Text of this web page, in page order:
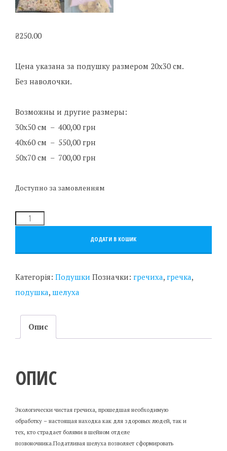
₴250.00
Цена указана за подушку размером 20х30 см.
Без наволочки.
Возможны и другие размеры:
30х50 см – 400,00 грн
40х60 см – 550,00 грн
50х70 см – 700,00 грн
Доступно за замовленням
ДОДАТИ В КОШИК
Категорія: Подушки Позначки: гречиха, гречка,
подушка, шелуха
Опис
ОПИС
Экологически чистая гречиха, прошедшая необходимую
обработку – настоящая находка как для здоровых людей, так и
тех, кто страдает болями в шейном отделе
позвоночника.Податливая шелуха позволяет сформировать